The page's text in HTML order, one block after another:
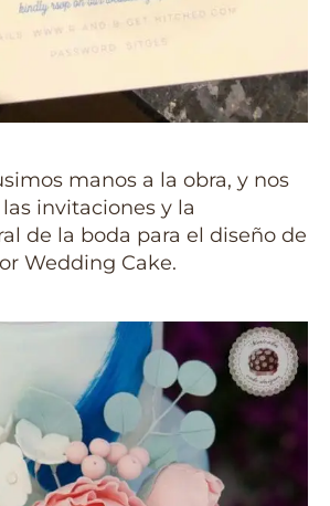
manos a la obra, y nos
invitaciones y la
de la boda para el diseño de
Wedding Cake.